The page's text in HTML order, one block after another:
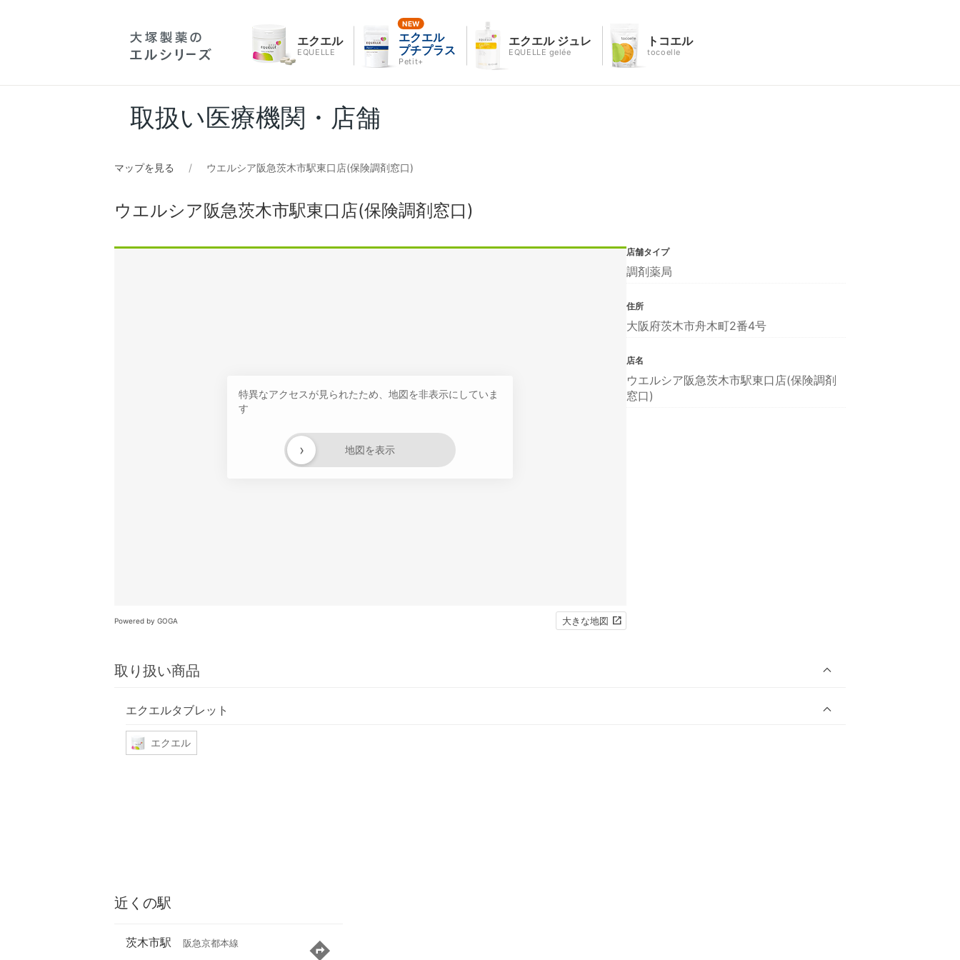
エクエル
EQUELLE
エクエル
プチプラス
Petit+
エクエル ジュレ
EQUELLE gelée
トコエル
tocoelle
取扱い医療機関・店舗
マップを見る ウエルシア阪急茨木市駅東口店(保険調剤窓口)
ウエルシア阪急茨木市駅東口店(保険調剤窓口)
特異なアクセスが見られたため、地図を非表示にしていま
す
地図を表示
›
Powered by GOGA 大きな地図
取り扱い商品
エクエルタブレット
エクエル
店舗タイプ
調剤薬局
住所
大阪府茨木市舟木町2番4号
店名
ウエルシア阪急茨木市駅東口店(保険調剤
窓口)
近くの駅
茨木市駅 阪急京都本線